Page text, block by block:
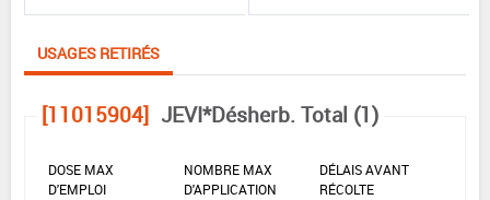
USAGES RETIRÉS
[11015904] JEVI*Désherb. Total (1)
DOSE MAX
D'EMPLOI
NOMBRE MAX
D'APPLICATION
DÉLAIS AVANT
RÉCOLTE